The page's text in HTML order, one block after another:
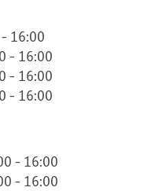
16:00
- 16:00
- 16:00
- 16:00
- 16:00
- 16:00